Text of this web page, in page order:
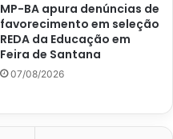
MP-BA apura denúncias de
favorecimento em seleção
REDA da Educação em
Feira de Santana
07/08/2026